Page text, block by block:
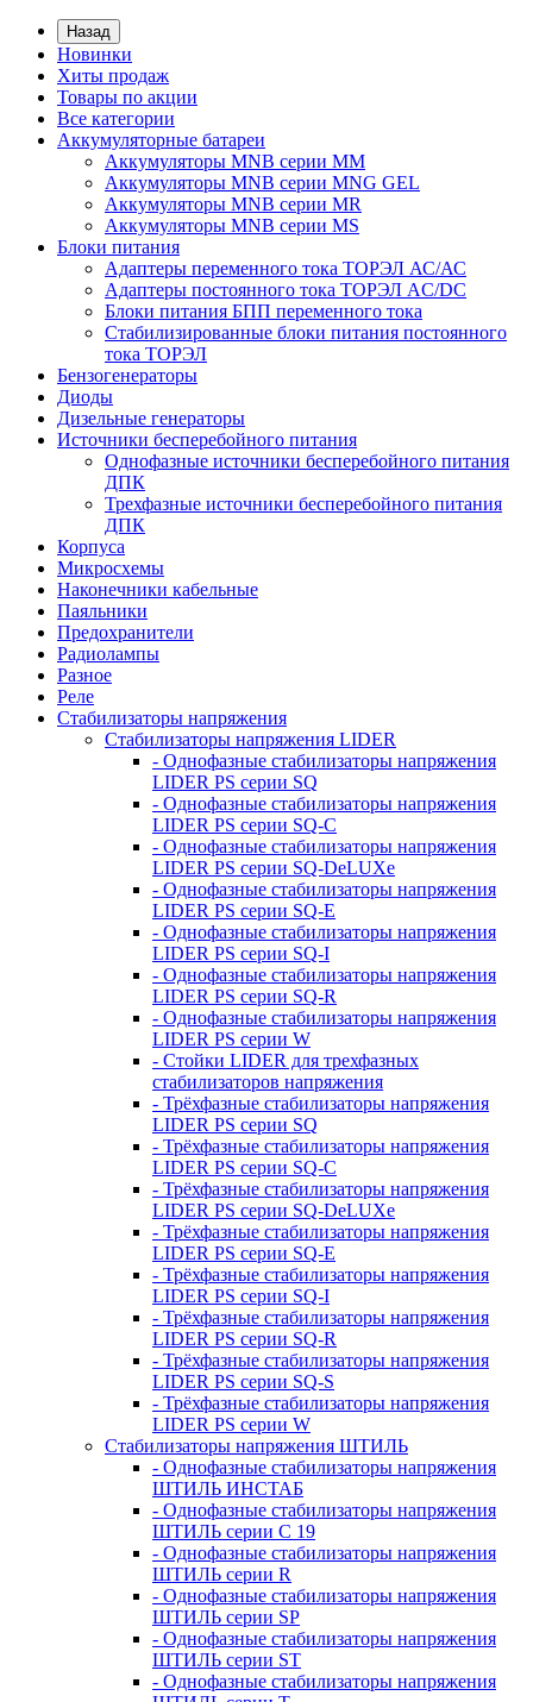
Назад
Новинки
Хиты продаж
Товары по акции
Все категории
Аккумуляторные батареи
Аккумуляторы MNB серии MM
Аккумуляторы MNB серии MNG GEL
Аккумуляторы MNB серии MR
Аккумуляторы MNB серии MS
Блоки питания
Адаптеры переменного тока ТОРЭЛ АС/АС
Адаптеры постоянного тока ТОРЭЛ AC/DC
Блоки питания БПП переменного тока
Стабилизированные блоки питания постоянного
тока ТОРЭЛ
Бензогенераторы
Диоды
Дизельные генераторы
Источники бесперебойного питания
Однофазные источники бесперебойного питания
ДПК
Трехфазные источники бесперебойного питания
ДПК
Корпуса
Микросхемы
Наконечники кабельные
Паяльники
Предохранители
Радиолампы
Разное
Реле
Стабилизаторы напряжения
Стабилизаторы напряжения LIDER
- Однофазные стабилизаторы напряжения
LIDER PS серии SQ
- Однофазные стабилизаторы напряжения
LIDER PS серии SQ-C
- Однофазные стабилизаторы напряжения
LIDER PS серии SQ-DeLUXe
- Однофазные стабилизаторы напряжения
LIDER PS серии SQ-E
- Однофазные стабилизаторы напряжения
LIDER PS серии SQ-I
- Однофазные стабилизаторы напряжения
LIDER PS серии SQ-R
- Однофазные стабилизаторы напряжения
LIDER PS серии W
- Стойки LIDER для трехфазных
стабилизаторов напряжения
- Трёхфазные стабилизаторы напряжения
LIDER PS серии SQ
- Трёхфазные стабилизаторы напряжения
LIDER PS серии SQ-C
- Трёхфазные стабилизаторы напряжения
LIDER PS серии SQ-DeLUXe
- Трёхфазные стабилизаторы напряжения
LIDER PS серии SQ-E
- Трёхфазные стабилизаторы напряжения
LIDER PS серии SQ-I
- Трёхфазные стабилизаторы напряжения
LIDER PS серии SQ-R
- Трёхфазные стабилизаторы напряжения
LIDER PS серии SQ-S
- Трёхфазные стабилизаторы напряжения
LIDER PS серии W
Стабилизаторы напряжения ШТИЛЬ
- Однофазные стабилизаторы напряжения
ШТИЛЬ ИНСТАБ
- Однофазные стабилизаторы напряжения
ШТИЛЬ серии C 19
- Однофазные стабилизаторы напряжения
ШТИЛЬ серии R
- Однофазные стабилизаторы напряжения
ШТИЛЬ серии SP
- Однофазные стабилизаторы напряжения
ШТИЛЬ серии ST
- Однофазные стабилизаторы напряжения